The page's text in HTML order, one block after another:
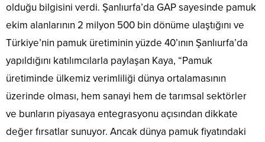
olduğu bilgisini verdi. Şanlıurfa’da GAP sayesinde pamuk
ekim alanlarının 2 milyon 500 bin dönüme ulaştığını ve
Türkiye’nin pamuk üretiminin yüzde 40’ının Şanlıurfa’da
yapıldığını katılımcılarla paylaşan Kaya, “Pamuk
üretiminde ülkemiz verimliliği dünya ortalamasının
üzerinde olması, hem sanayi hem de tarımsal sektörler
ve bunların piyasaya entegrasyonu açısından dikkate
değer fırsatlar sunuyor. Ancak dünya pamuk fiyatındaki